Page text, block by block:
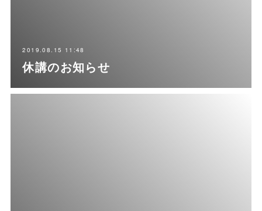
2019.08.15 11:48
休講のお知らせ